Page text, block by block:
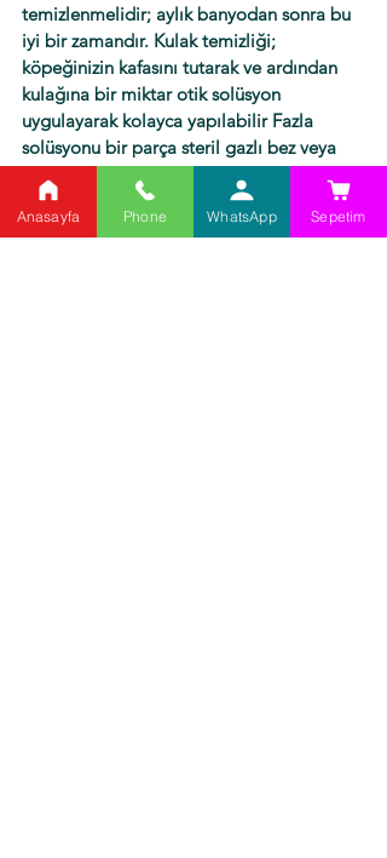
temizlenmelidir; aylık banyodan sonra bu
iyi bir zamandır. Kulak temizliği;
köpeğinizin kafasını tutarak ve ardından
kulağına bir miktar otik solüsyon
uygulayarak kolayca yapılabilir Fazla
solüsyonu bir parça steril gazlı bez veya
sünger kullanarak silin.
Bir kulak için kullanılan malzeme diğer
Anasayfa Phone WhatsApp Sepetim